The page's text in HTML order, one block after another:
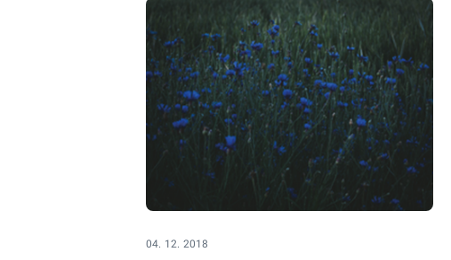
04. 12. 2018